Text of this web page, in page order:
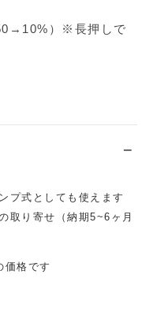
）※長押しで
プ式としても使えます
取り寄せ（納期5~6ヶ月
価格です